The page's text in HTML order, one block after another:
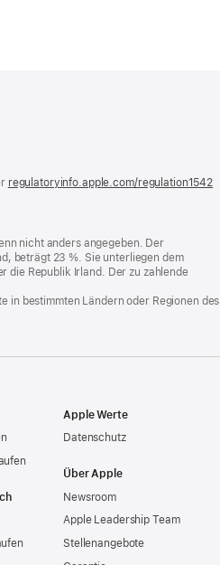
regulatoryinfo.apple.com/regulation1542
nicht anders angegeben. Der
beträgt 23 %. Sie unterliegen dem
die Republik Irland. Der zu zahlende
in bestimmten Ländern oder Regionen des
Apple Werte
Datenschutz
Über Apple
Newsroom
Apple Leadership Team
Stellenangebote